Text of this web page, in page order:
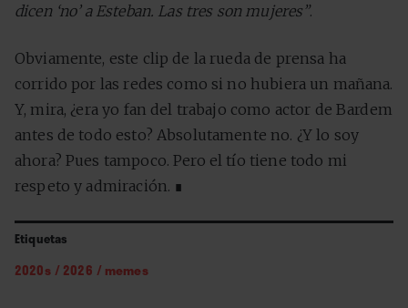
dicen ‘no’ a Esteban. Las tres son mujeres”.
Obviamente, este clip de la rueda de prensa ha
corrido por las redes como si no hubiera un mañana.
Y, mira, ¿era yo fan del trabajo como actor de Bardem
antes de todo esto? Absolutamente no. ¿Y lo soy
ahora? Pues tampoco. Pero el tío tiene todo mi
respeto y admiración. ∎
Etiquetas
2020s / 2026 / memes